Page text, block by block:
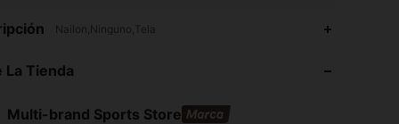
Nailon,Ninguno,Tela
La Tienda
Multi-brand Sports Store
4,89 1.7K
4,89
1.7K
58K